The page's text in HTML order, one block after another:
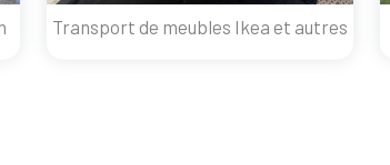
Transport de meubles Ikea et autres